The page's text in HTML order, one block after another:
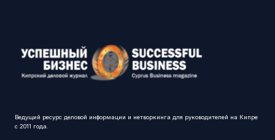
Ведущий ресурс деловой информации и нетворкинга для руководителей на Кипре
с 2011 года.